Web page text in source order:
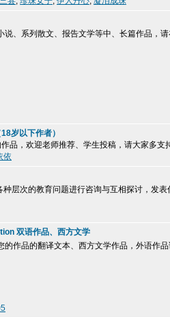
说、系列散文、报告文学等中、长篇作品，
岁以下作者）
品，欢迎老师推荐、学生投稿，请大家多支
依
种层次的教育问题进行咨询与互相探讨，发
双语作品、西方文学
的作品的翻译文本、西方文学作品，外语作